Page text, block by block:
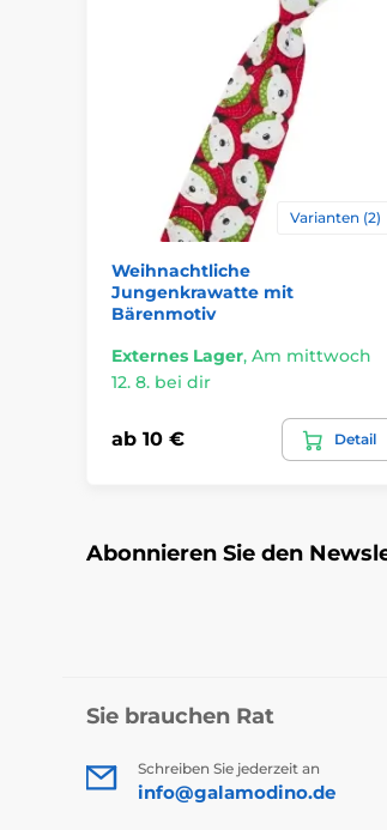
Varianten (2)
Weihnachtliche
Jungenkrawatte mit
Bärenmotiv
Externes Lager, Am mittwoch
12. 8. bei dir
ab 10 € Detail
Abonnieren Sie den
Sie brauchen Rat
Schreiben Sie jederzeit an
info@galamodino.de